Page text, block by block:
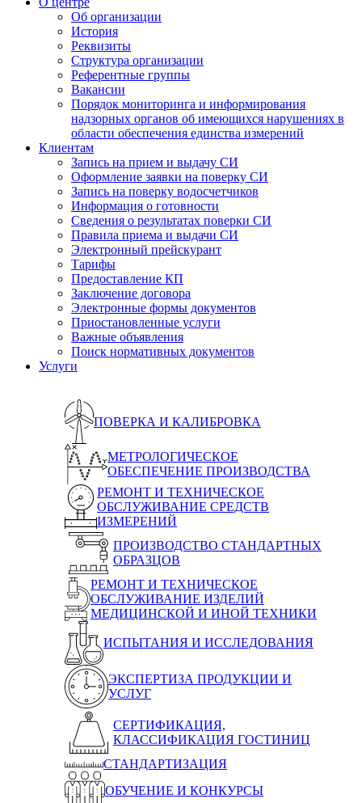
Об организации
История
Реквизиты
Структура организации
Референтные группы
Вакансии
Порядок мониторинга и информирования
надзорных органов об имеющихся нарушениях в
области обеспечения единства измерений
Клиентам
Запись на прием и выдачу СИ
Оформление заявки на поверку СИ
Запись на поверку водосчетчиков
Информация о готовности
Сведения о результатах поверки СИ
Правила приема и выдачи СИ
Электронный прейскурант
Тарифы
Предоставление КП
Заключение договора
Электронные формы документов
Приостановленные услуги
Важные объявления
Поиск нормативных документов
Услуги
ПОВЕРКА И КАЛИБРОВКА
МЕТРОЛОГИЧЕСКОЕ
ОБЕСПЕЧЕНИЕ ПРОИЗВОДСТВА
РЕМОНТ И ТЕХНИЧЕСКОЕ
ОБСЛУЖИВАНИЕ СРЕДСТВ
ИЗМЕРЕНИЙ
ПРОИЗВОДСТВО СТАНДАРТНЫХ
ОБРАЗЦОВ
РЕМОНТ И ТЕХНИЧЕСКОЕ
ОБСЛУЖИВАНИЕ ИЗДЕЛИЙ
МЕДИЦИНСКОЙ И ИНОЙ ТЕХНИКИ
ИСПЫТАНИЯ И ИССЛЕДОВАНИЯ
ЭКСПЕРТИЗА ПРОДУКЦИИ И
УСЛУГ
СЕРТИФИКАЦИЯ,
КЛАССИФИКАЦИЯ ГОСТИНИЦ
СТАНДАРТИЗАЦИЯ
ОБУЧЕНИЕ И КОНКУРСЫ